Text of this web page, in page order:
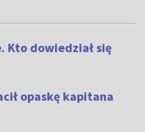
Kto dowiedział się
opaskę kapitana